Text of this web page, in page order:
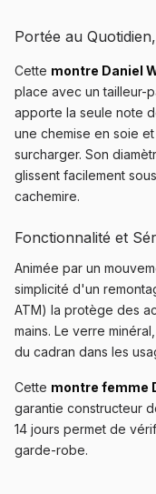
Portée au
Cette montre Daniel
place avec un tailleur-
apporte la seule note
une chemise en soie
surcharger. Son
glissent facilement
cachemire.
Fonctionnalité et
Animée par un
simplicité d'un
ATM) la protège des
mains. Le verre
du cadran dans les
Cette montre femme
garantie constructeur
14 jours permet de
garde-robe.